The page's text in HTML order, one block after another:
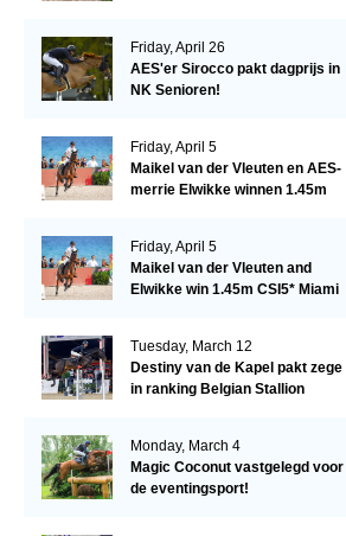
Friday, April 26
AES'er Sirocco pakt dagprijs in
NK Senioren!
Friday, April 5
Maikel van der Vleuten en AES-
merrie Elwikke winnen 1.45m
Friday, April 5
Maikel van der Vleuten and
Elwikke win 1.45m CSI5* Miami
Tuesday, March 12
Destiny van de Kapel pakt zege
in ranking Belgian Stallion
Monday, March 4
Magic Coconut vastgelegd voor
de eventingsport!